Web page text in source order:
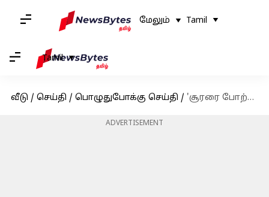
மேலும் Tamil
Tamil
வீடு / செய்தி / பொழுதுபோக்கு செய்தி / 'சூரரை போற்று' திரைப்படத்தின் ஹிந்தி பதிப்பிற்கு 'சர்ஃபிரா' என பெயரிடப்பட்டுள்ளது
ADVERTISEMENT